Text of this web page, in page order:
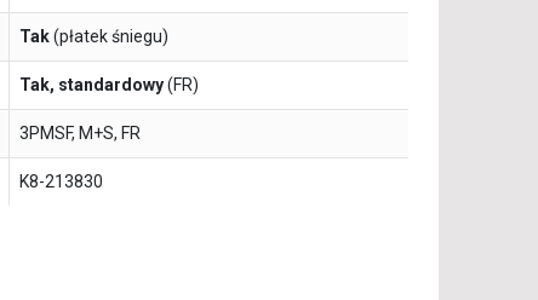
Tak(płatek śniegu)
Tak, standardowy(FR)
3PMSF, M+S, FR
K8-213830